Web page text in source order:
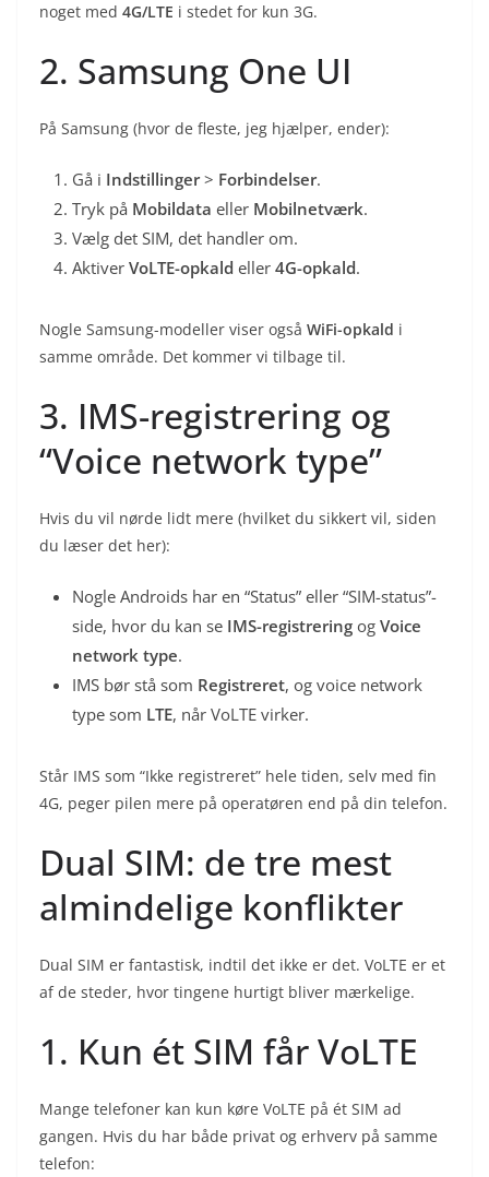
noget med 4G/LTE i stedet for kun 3G.
2. Samsung One UI
På Samsung (hvor de fleste, jeg hjælper, ender):
Gå i Indstillinger> Forbindelser.
Tryk på Mobildata eller Mobilnetværk.
Vælg det SIM, det handler om.
Aktiver VoLTE-opkald eller 4G-opkald.
Nogle Samsung-modeller viser også WiFi-opkald i
samme område. Det kommer vi tilbage til.
3. IMS-registrering og
“Voice network type”
Hvis du vil nørde lidt mere (hvilket du sikkert vil, siden
du læser det her):
Nogle Androids har en “Status” eller “SIM-status”-
side, hvor du kan se IMS-registrering og Voice
network type.
IMS bør stå som Registreret, og voice network
type som LTE, når VoLTE virker.
Står IMS som “Ikke registreret” hele tiden, selv med fin
4G, peger pilen mere på operatøren end på din telefon.
Dual SIM: de tre mest
almindelige konflikter
Dual SIM er fantastisk, indtil det ikke er det. VoLTE er et
af de steder, hvor tingene hurtigt bliver mærkelige.
1. Kun ét SIM får VoLTE
Mange telefoner kan kun køre VoLTE på ét SIM ad
gangen. Hvis du har både privat og erhverv på samme
telefon: